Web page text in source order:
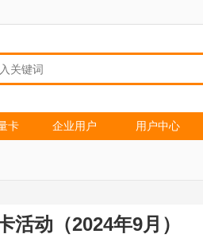
卡 企业用户 用户中心
活动（2024年9月）